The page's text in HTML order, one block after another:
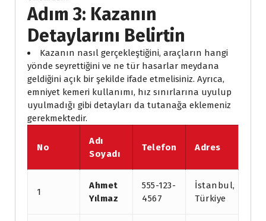
Adım 3: Kazanın
Detaylarını Belirtin
Kazanın nasıl gerçekleştiğini, araçların hangi
yönde seyrettiğini ve ne tür hasarlar meydana
geldiğini açık bir şekilde ifade etmelisiniz. Ayrıca,
emniyet kemeri kullanımı, hız sınırlarına uyulup
uyulmadığı gibi detayları da tutanağa eklemeniz
gerekmektedir.
No
Adı
Soyadı
Telefon Adres
1
Ahmet
Yılmaz
555-123-
4567
İstanbul,
Türkiye